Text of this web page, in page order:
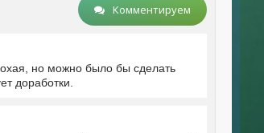
Комментируем
но можно было бы сделать
доработки.